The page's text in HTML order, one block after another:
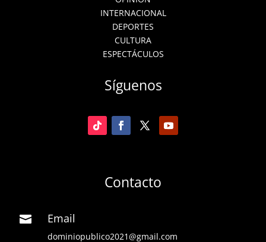
INTERNACIONAL
DEPORTES
CULTURA
ESPECTÁCULOS
Síguenos
Contacto
 Email
dominiopublico2021@gmail.com